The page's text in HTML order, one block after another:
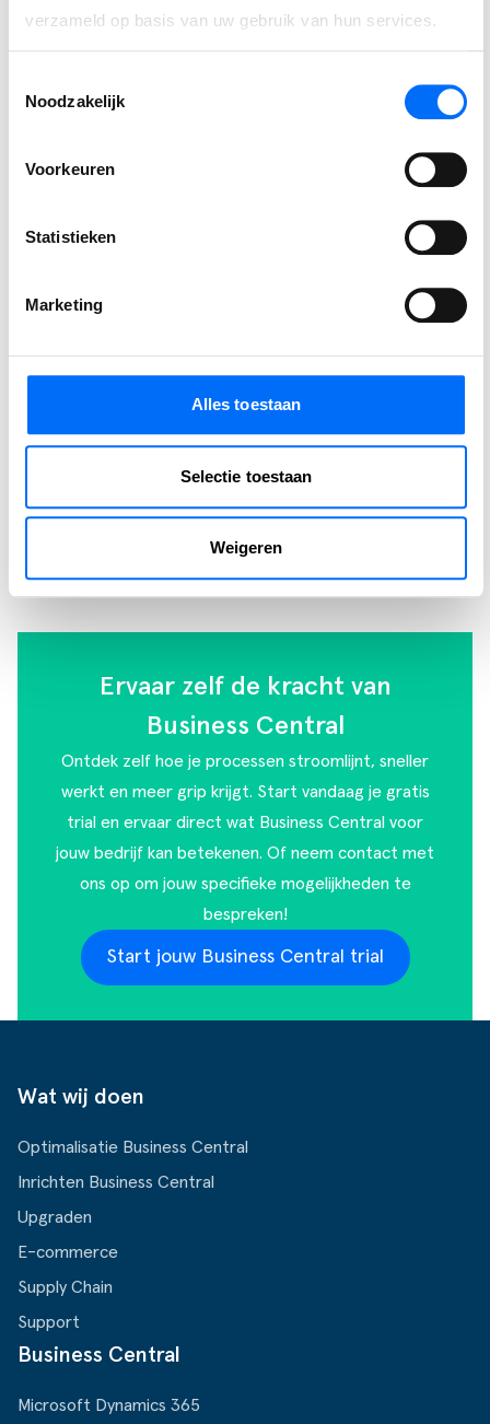
verzameld op basis van uw gebruik van hun services.
Noodzakelijk
Voorkeuren
Statistieken
Marketing
Alles toestaan
Selectie toestaan
Weigeren
Wij spraken met Jim van De Bosrand, over de uitdagingen,
de keuzes en de resultaten van deze strategische stap naar
Ervaar zelf de kracht van
Business Central
Ontdek zelf hoe je processen stroomlijnt, sneller
werkt en meer grip krijgt. Start vandaag je gratis
trial en ervaar direct wat Business Central voor
jouw bedrijf kan betekenen. Of neem contact met
ons op om jouw specifieke mogelijkheden te
bespreken!
Start jouw Business Central trial
Wat wij doen
Optimalisatie Business Central
Inrichten Business Central
Upgraden
E-commerce
Supply Chain
Support
Business Central
Microsoft Dynamics 365